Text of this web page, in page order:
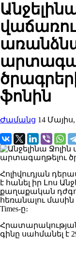
ֆոնին
Ժամանց 14 Մայիս,
Հոլիվուդյան
է հանել իր Լոս
քաղաքական
հեռանալու մասին
Times-ը։
Հրատարակության
գինը սահմանել է